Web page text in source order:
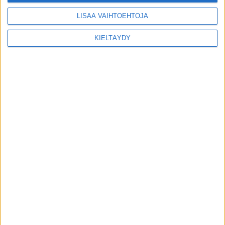
LISÄÄ VAIHTOEHTOJA
KIELTÄYDY